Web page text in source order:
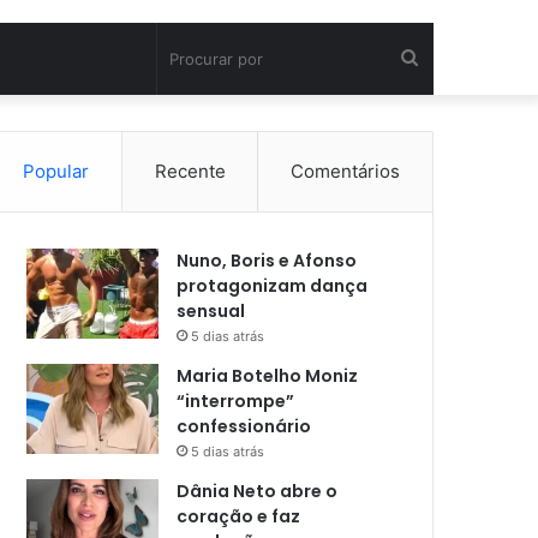
por
Popular Recente Comentários
Nuno, Boris e Afonso
protagonizam dança
sensual
5 dias atrás
Maria Botelho Moniz
“interrompe”
confessionário
5 dias atrás
Dânia Neto abre o
coração e faz